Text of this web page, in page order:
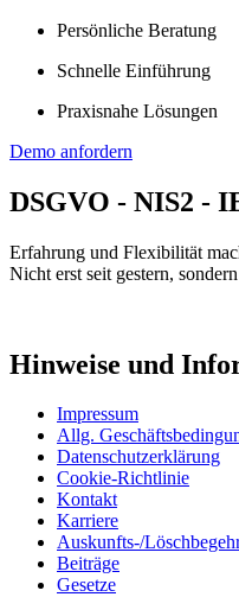
Persönliche Beratung
Schnelle Einführung
Praxisnahe Lösungen
Demo anfordern
DSGVO - NIS2 -
Erfahrung und Flexibilität
Nicht erst seit gestern,
Hinweise und
Impressum
Allg.
Datenschutzerklärung
Cookie-Richtlinie
Kontakt
Karriere
Auskunfts-/
Beiträge
Gesetze